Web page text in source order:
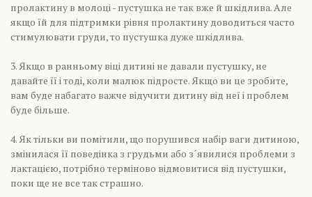
пролактину в молоці - пустушка не так вже й шкідлива. Але
якщо їй для підтримки рівня пролактину доводиться часто
стимулювати груди, то пустушка дуже шкідлива.
3. Якщо в ранньому віці дитині не давали пустушку, не
давайте її і тоді, коли малюк підросте. Якщо ви це зробите,
вам буде набагато важче відучити дитину від неї і проблем
буде більше.
4. Як тільки ви помітили, що порушився набір ваги дитиною,
змінилася її поведінка з грудьми або з´явилися проблеми з
лактацією, потрібно терміново відмовитися від пустушки,
поки ще не все так страшно.